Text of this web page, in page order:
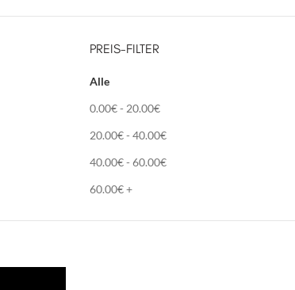
PREIS-FILTER
Alle
0.00€- 20.00€
20.00€- 40.00€
40.00€- 60.00€
60.00€+